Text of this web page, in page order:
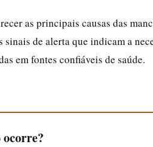
as principais causas das
de alerta que indicam a
em fontes confiáveis de saúde.
ocorre?